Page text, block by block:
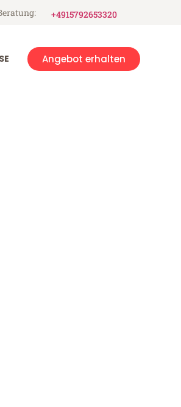
+4915792653320
Angebot erhalten